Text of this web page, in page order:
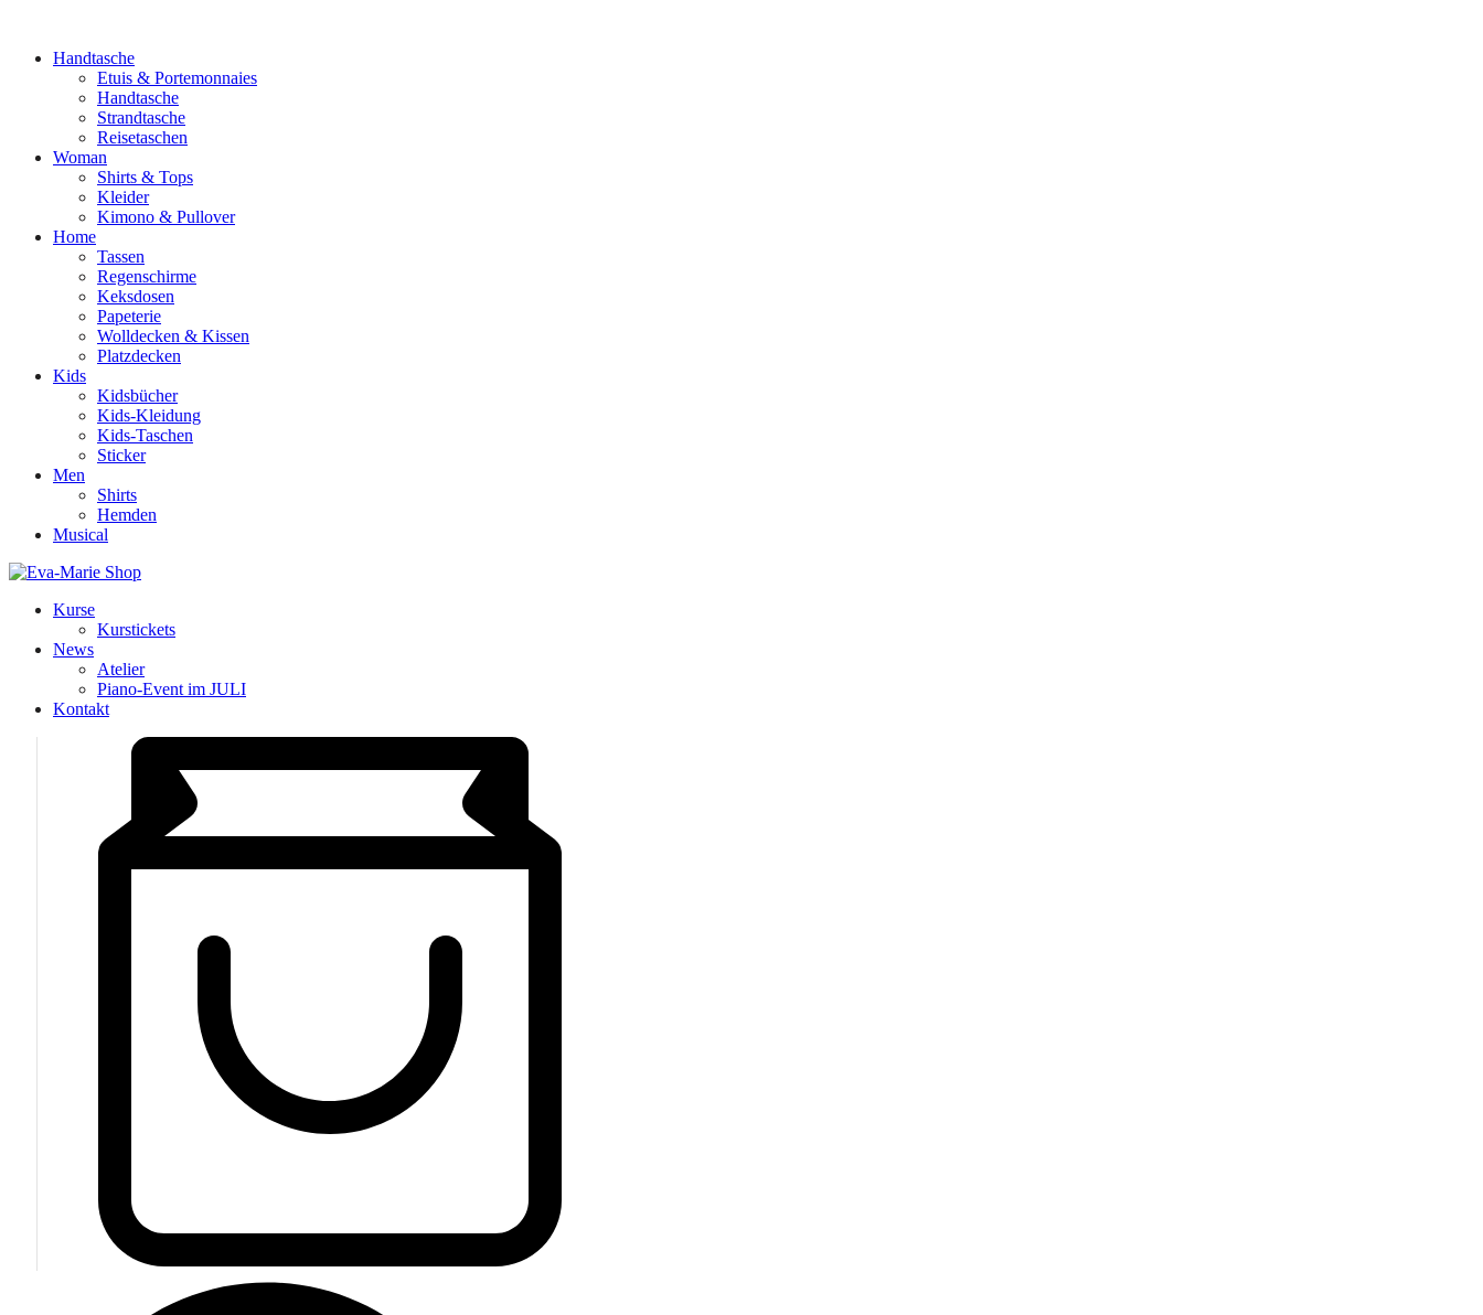
Handtasche
Etuis & Portemonnaies
Handtasche
Strandtasche
Reisetaschen
Woman
Shirts & Tops
Kleider
Kimono & Pullover
Home
Tassen
Regenschirme
Keksdosen
Papeterie
Wolldecken & Kissen
Platzdecken
Kids
Kidsbücher
Kids-Kleidung
Kids-Taschen
Sticker
Men
Shirts
Hemden
Musical
Kurse
Kurstickets
News
Atelier
Piano-Event im JULI
Kontakt